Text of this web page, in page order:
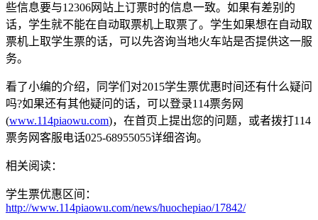
些信息要与12306网站上订票时的信息一致。如果有差别的
话，学生就不能在自动取票机上取票了。学生如果想在自动取
票机上取学生票的话，可以先咨询当地火车站是否提供这一服
务。
看了小编的介绍，同学们对2015学生票优惠时间还有什么疑问
吗?如果还有其他疑问的话，可以登录114票务网
(www.114piaowu.com)，在首页上提出您的问题，或者拨打114
票务网客服电话025-68955055详细咨询。
相关阅读：
学生票优惠区间：
http://www.114piaowu.com/news/huochepiao/17842/